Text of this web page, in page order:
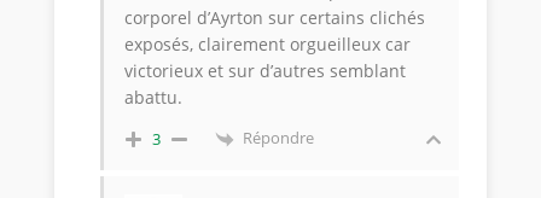
corporel d’Ayrton sur certains clichés
exposés, clairement orgueilleux car
victorieux et sur d’autres semblant
abattu.
3 Répondre